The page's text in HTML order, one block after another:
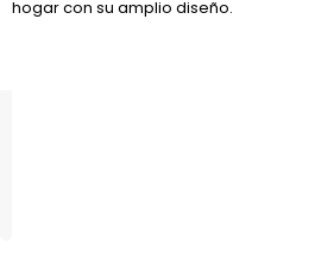
hogar con su amplio diseño.